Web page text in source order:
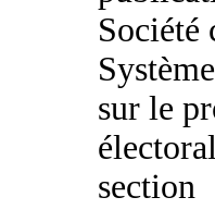
Société
sur le
section